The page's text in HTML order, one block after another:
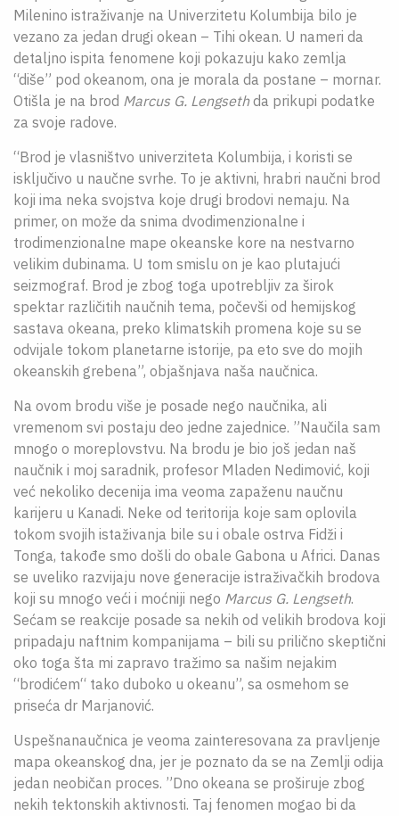
Milenino istraživanje na Univerzitetu Kolumbija bilo je
vezano za jedan drugi okean – Tihi okean. U nameri da
detaljno ispita fenomene koji pokazuju kako zemlja
“diše” pod okeanom, ona je morala da postane – mornar.
Otišla je na brod Marcus G. Lengsethda prikupi podatke
za svoje radove.
“Brod je vlasništvo univerziteta Kolumbija, i koristi se
isključivo u naučne svrhe. To je aktivni, hrabri naučni brod
koji ima neka svojstva koje drugi brodovi nemaju. Na
primer, on može da snima dvodimenzionalne i
trodimenzionalne mape okeanske kore na nestvarno
velikim dubinama. U tom smislu on je kao plutajući
seizmograf. Brod je zbog toga upotrebljiv za širok
spektar različitih naučnih tema, počevši od hemijskog
sastava okeana, preko klimatskih promena koje su se
odvijale tokom planetarne istorije, pa eto sve do mojih
okeanskih grebena”, objašnjava naša naučnica.
Na ovom brodu više je posade nego naučnika, ali
vremenom svi postaju deo jedne zajednice. ”Naučila sam
mnogo o moreplovstvu. Na brodu je bio još jedan naš
naučnik i moj saradnik, profesor Mladen Nedimović, koji
već nekoliko decenija ima veoma zapaženu naučnu
karijeru u Kanadi. Neke od teritorija koje sam oplovila
tokom svojih istaživanja bile su i obale ostrva Fidži i
Tonga, takođe smo došli do obale Gabona u Africi. Danas
se uveliko razvijaju nove generacije istraživačkih brodova
koji su mnogo veći i moćniji nego Marcus G. Lengseth.
Sećam se reakcije posade sa nekih od velikih brodova koji
pripadaju naftnim kompanijama – bili su prilično skeptični
oko toga šta mi zapravo tražimo sa našim nejakim
“brodićem“ tako duboko u okeanu”, sa osmehom se
priseća dr Marjanović.
Uspešnanaučnica je veoma zainteresovana za pravljenje
mapa okeanskog dna, jer je poznato da se na Zemlji odija
jedan neobičan proces. ”Dno okeana se proširuje zbog
nekih tektonskih aktivnosti. Taj fenomen mogao bi da